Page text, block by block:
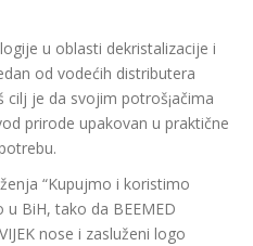
u oblasti dekristalizacije i
od vodećih distributera
je da svojim potroš¡ačima
prirode upakovan u praktične
“Kupujmo i koristimo
BiH, tako da BEEMED
nose i zasluženi logo